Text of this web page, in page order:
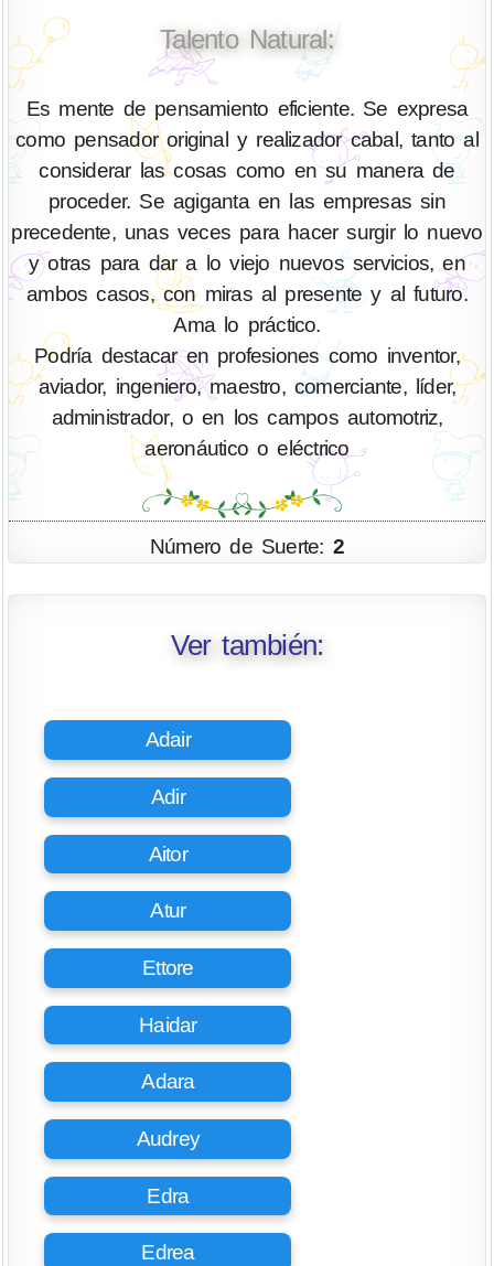
Talento Natural:
Es mente de pensamiento eficiente. Se expresa
como pensador original y realizador cabal, tanto al
considerar las cosas como en su manera de
proceder. Se agiganta en las empresas sin
precedente, unas veces para hacer surgir lo nuevo
y otras para dar a lo viejo nuevos servicios, en
ambos casos, con miras al presente y al futuro.
Ama lo práctico.
Podría destacar en profesiones como inventor,
aviador, ingeniero, maestro, comerciante, líder,
administrador, o en los campos automotriz,
aeronáutico o eléctrico
Número de Suerte: 2
Ver también:
Adair
Adir
Aitor
Atur
Ettore
Haidar
Adara
Audrey
Edra
Edrea